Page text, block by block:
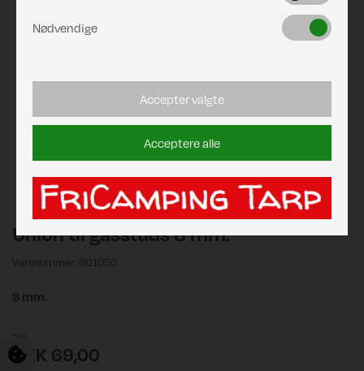
Union til gasstuds 8 mm.
Varenummer: 601050
8 mm.
DKK 69,00
Nødvendige
Accepter valgte
Acceptere alle